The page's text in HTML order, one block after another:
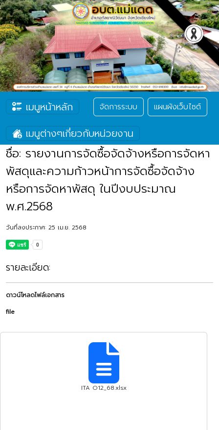
เมนูหน้าหลัก จัดการระบบ แผนผังเว็บไซต์
เมนูต่างๆเกี่ยวกับหน่วยงาน
ชื่อ: รายงานการจัดซื้อจัดจ้างหรือการจัดหา
พัสดุและความก้าวหน้าการจัดซื้อจัดจ้าง
หรือการจัดหาพัสดุ ในปีงบประมาณ
พ.ศ.2568
วันที่ลงประกาศ: 25 เม.ย. 2568
รายละเอียด:
ดาวน์โหลดไฟล์เอกสาร
file
ITA O12_68.xlsx